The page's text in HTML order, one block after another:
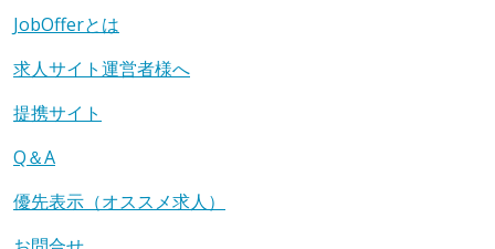
JobOfferとは
求人サイト運営者様へ
提携サイト
Q＆A
優先表示（オススメ求人）